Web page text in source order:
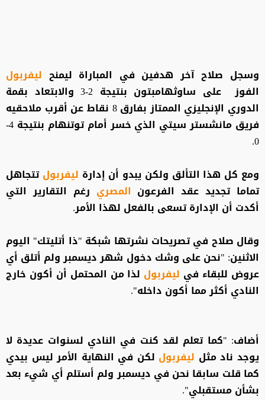
وسجل صلاح آخر هدفين في المباراة ليمنح ليفربول
الفوز على ساوثهامبتون بنتيجة 2-3 والابتعاد بقمة
الدوري الإنجليزي الممتاز بفارق 8 نقاط عن أقرب ملاحقيه
فريق مانشستر سيتي الذي خسر أمام توتنهام بنتيجة 4-
0.
ومع كل هذا التألق ولكن يبدو أن إدارة ليفربولتتجاهل
تماما تجديد عقد الفرعون المصري رغم التقارير التي
أكدت أن الإدارة تسعى بالفعل لهذا الأمر.
وقال صلاح في تصريحات نشرتها شبكة "ذا أتليتك" اليوم
الاثنين: "نحن على وشك دخول شهر ديسمبر ولم أتلق أي
عروض للبقاء في ليفربول لذا من المحتمل أن أكون خارج
النادي أكثر مما أكون داخله".
أضاف: "كما تعلم لقد كنت في النادي لسنوات عديدة لا
يوجد ناد مثل ليفربول لكن في النهاية الأمر ليس بيدي
كما قلت سابقا نحن في ديسمبر ولم أستلم أي شيء بعد
بشأن مستقبلي".